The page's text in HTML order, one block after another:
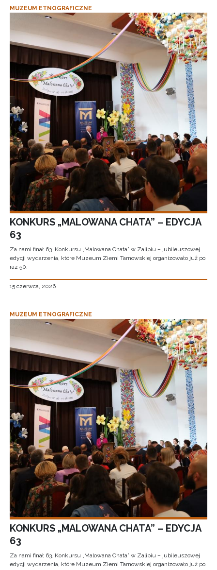
MUZEUM ETNOGRAFICZNE
KONKURS „MALOWANA CHATA” – EDYCJA
63
Za nami finał 63. Konkursu „Malowana Chata” w Zalipiu – jubileuszowej
edycji wydarzenia, które Muzeum Ziemi Tarnowskiej organizowało już po
raz 50.
15 czerwca, 2026
MUZEUM ETNOGRAFICZNE
KONKURS „MALOWANA CHATA” – EDYCJA
63
Za nami finał 63. Konkursu „Malowana Chata” w Zalipiu – jubileuszowej
edycji wydarzenia, które Muzeum Ziemi Tarnowskiej organizowało już po